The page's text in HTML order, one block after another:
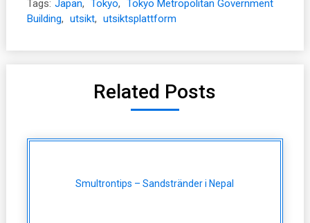
Tags: Japan, Tokyo,
Tokyo Metropolitan Government
Building, utsikt, utsiktsplattform
Related Posts
Smultrontips – Sandstränder i Nepal